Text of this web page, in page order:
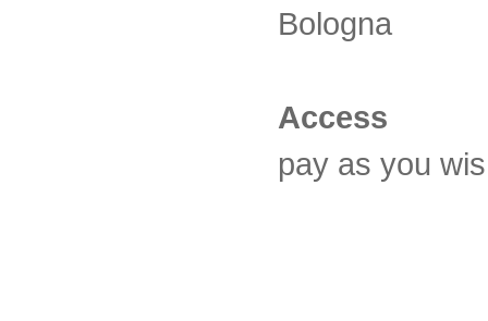
Bologna
Access
pay as you